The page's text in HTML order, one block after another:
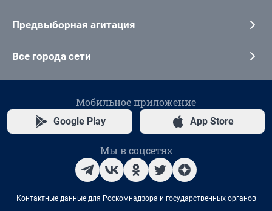
Предвыборная агитация
Все города сети
Мобильное приложение
Google Play App Store
Мы в соцсетях
Контактные данные для Роскомнадзора и государственных органов